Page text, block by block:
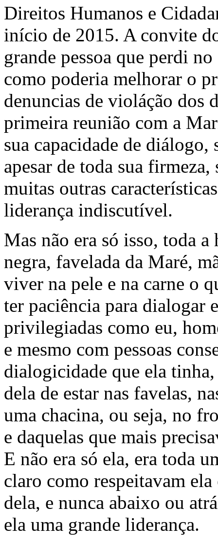
Direitos Humanos e
início de 2015. A convite
grande pessoa que perdi
como poderia melhorar o
denuncias de violáção dos
primeira reunião com a
sua capacidade de
apesar de toda sua
muitas outras
liderança indiscutível.
Mas não era só isso, toda
negra, favelada da Maré,
viver na pele e na carne o
ter paciência para dialogar
privilegiadas como eu,
e mesmo com pessoas
dialogicidade que ela
dela de estar nas favelas,
uma chacina, ou seja, no
e daquelas que mais
E não era só ela, era toda
claro como respeitavam
dela, e nunca abaixo ou
ela uma grande liderança.